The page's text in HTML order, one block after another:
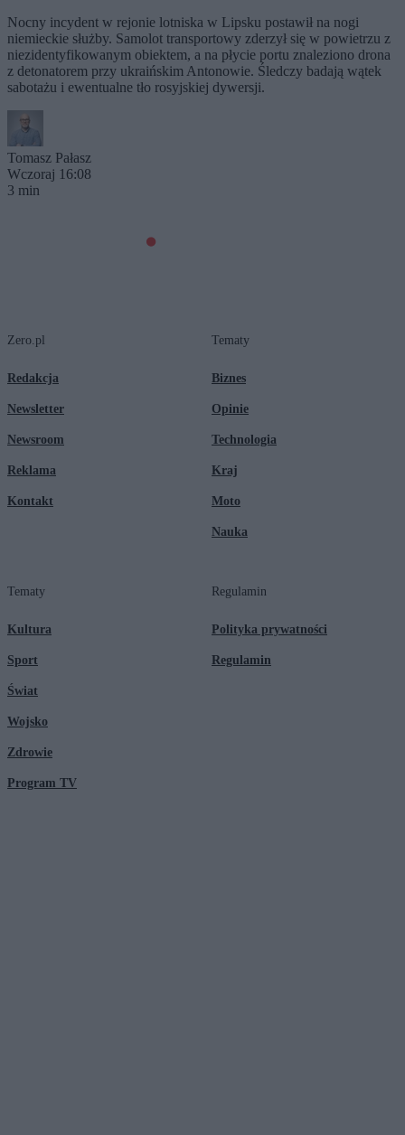
Nocny incydent w rejonie lotniska w Lipsku postawił na nogi
niemieckie służby. Samolot transportowy zderzył się w powietrzu z
niezidentyfikowanym obiektem, a na płycie portu znaleziono drona
z detonatorem przy ukraińskim Antonowie. Śledczy badają wątek
sabotażu i ewentualne tło rosyjskiej dywersji.
Tomasz Pałasz
Wczoraj 16:08
3 min
Zero.pl
Redakcja
Newsletter
Newsroom
Reklama
Kontakt
Tematy
Biznes
Opinie
Technologia
Kraj
Moto
Nauka
Tematy
Kultura
Sport
Świat
Wojsko
Zdrowie
Program TV
Regulamin
Polityka prywatności
Regulamin